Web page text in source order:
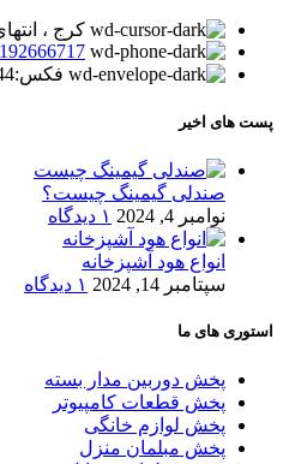
کرج ،
فکس:09337378644
پست های اخیر
صندلی گیمینگ چیست؟
نوامبر 4, 2024
۱ دیدگاه
انواع هود آشپزخانه
سپتامبر 14, 2024
۱ دیدگاه
استوری های ما
پخش دوربین مدار بسته
پخش قطعات کامپیوتر
پخش لوازم خانگی
پخش مبلمان منزل